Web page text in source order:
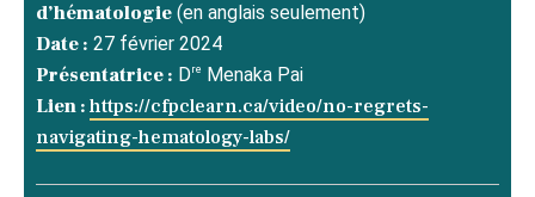
d’hématologie (en anglais seulement)
Date : 27 février 2024
Présentatrice : Dre Menaka Pai
Lien : https://cfpclearn.ca/video/no-regrets-
navigating-hematology-labs/